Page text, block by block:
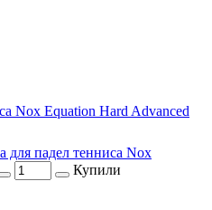
Nox Equation Hard Advanced
для падел тенниса Nox
Купили